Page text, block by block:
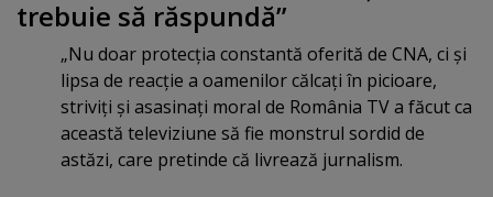
trebuie să răspundă”
„Nu doar protecţia constantă oferită de CNA, ci şi
lipsa de reacţie a oamenilor călcaţi în picioare,
striviţi şi asasinaţi moral de România TV a făcut ca
această televiziune să fie monstrul sordid de
astăzi, care pretinde că livrează jurnalism.